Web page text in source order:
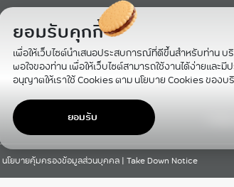
ยอมรับคุกกี้
เพื่อให้เว็บไซต์นำเสนอประสบการณ์ที่ดีขึ้นสำหรับท่าน
พอใจของท่าน เพื่อให้เว็บไซต์สามารถใช้งานได้ง่ายและ
อนุญาตให้เราใช้ Cookies ตาม นโยบาย Cookies ของบ
ยอมรับ
นโยบายคุ้มครองข้อมูลส่วนบุคคล | Take Down Notice